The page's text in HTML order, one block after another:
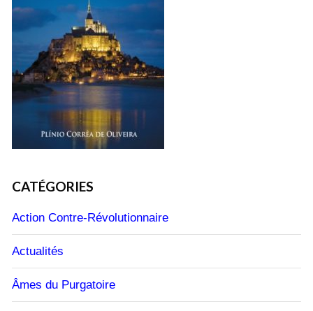
CATÉGORIES
Action Contre-Révolutionnaire
Actualités
Âmes du Purgatoire